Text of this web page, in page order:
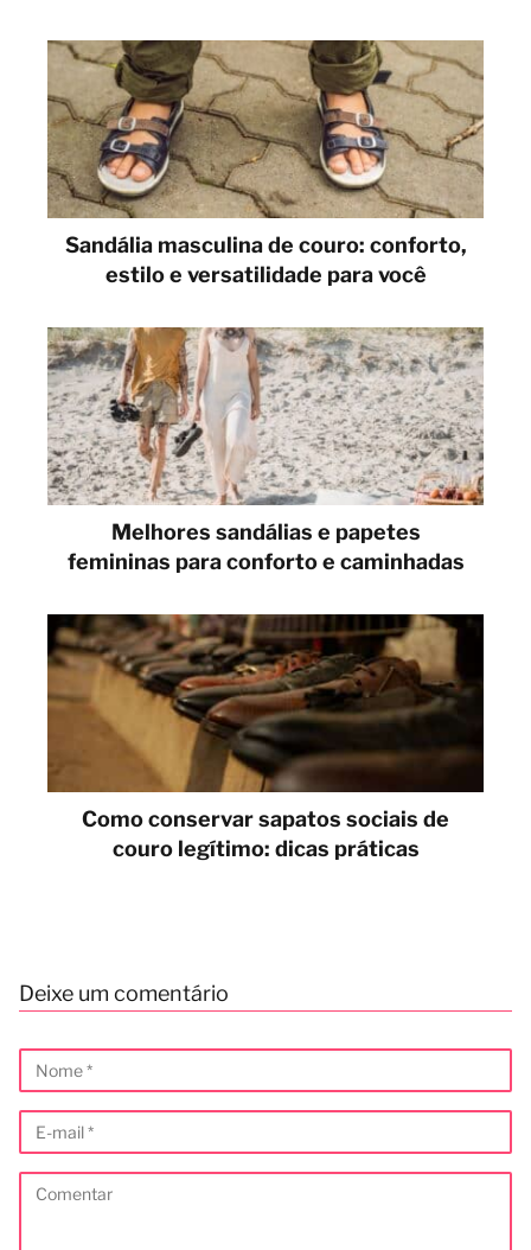
Sandália masculina de couro: conforto,
estilo e versatilidade para você
Melhores sandálias e papetes
femininas para conforto e caminhadas
Como conservar sapatos sociais de
couro legítimo: dicas práticas
Deixe um comentário